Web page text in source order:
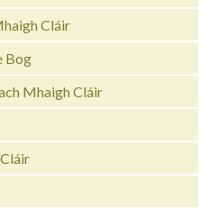
Cláir
Bog
Mhaigh Cláir